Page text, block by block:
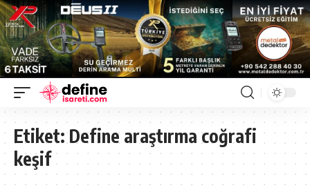
Etiket:Define araştırma coğrafi
keşif